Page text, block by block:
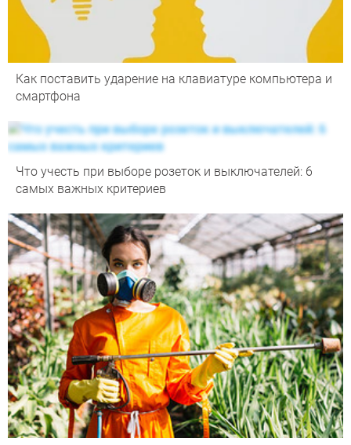
Как поставить ударение на клавиатуре компьютера и
смартфона
Что учесть при выборе розеток и выключателей: 6
самых важных критериев